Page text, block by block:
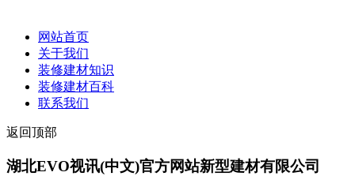
网站首页
关于我们
装修建材知识
装修建材百科
联系我们
返回顶部
湖北EVO视讯(中文)官方网站新型建材有限公司